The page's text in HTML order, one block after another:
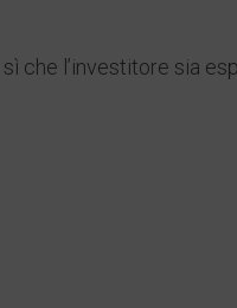
che l’investitore sia